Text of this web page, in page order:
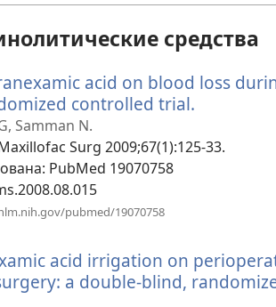
средства
acid on blood loss
controlled trial.
новом
Samman N.
Surg 2009;67(1):125-33.
‎: PubMed 19070758
pubmed/19070758
окне)
acid irrigation on
a double-blind,